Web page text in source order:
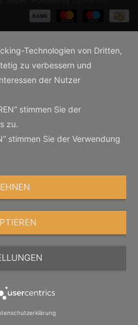
Technologien von Dritten,
zu verbessern und
der Nutzer
stimmen Sie der
zu.
stimmen Sie der Verwendung